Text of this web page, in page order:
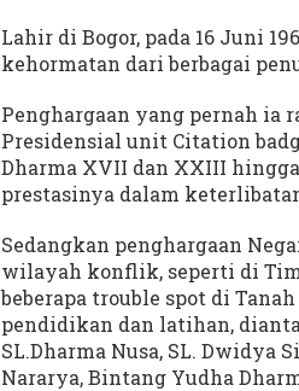
Lahir di Bogor, pada 16 Juni
kehormatan dari berbagai
Penghargaan yang pernah ia
Presidensial unit Citation
Dharma XVII dan XXIII
prestasinya dalam
Sedangkan penghargaan
wilayah konflik, seperti di
beberapa trouble spot di
pendidikan dan latihan,
SL.Dharma Nusa, SL. Dwidya
Nararya, Bintang Yudha